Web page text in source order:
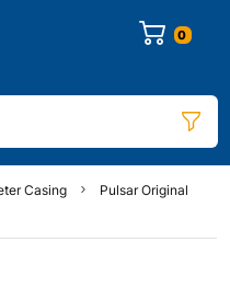
0
Casing
Pulsar Original